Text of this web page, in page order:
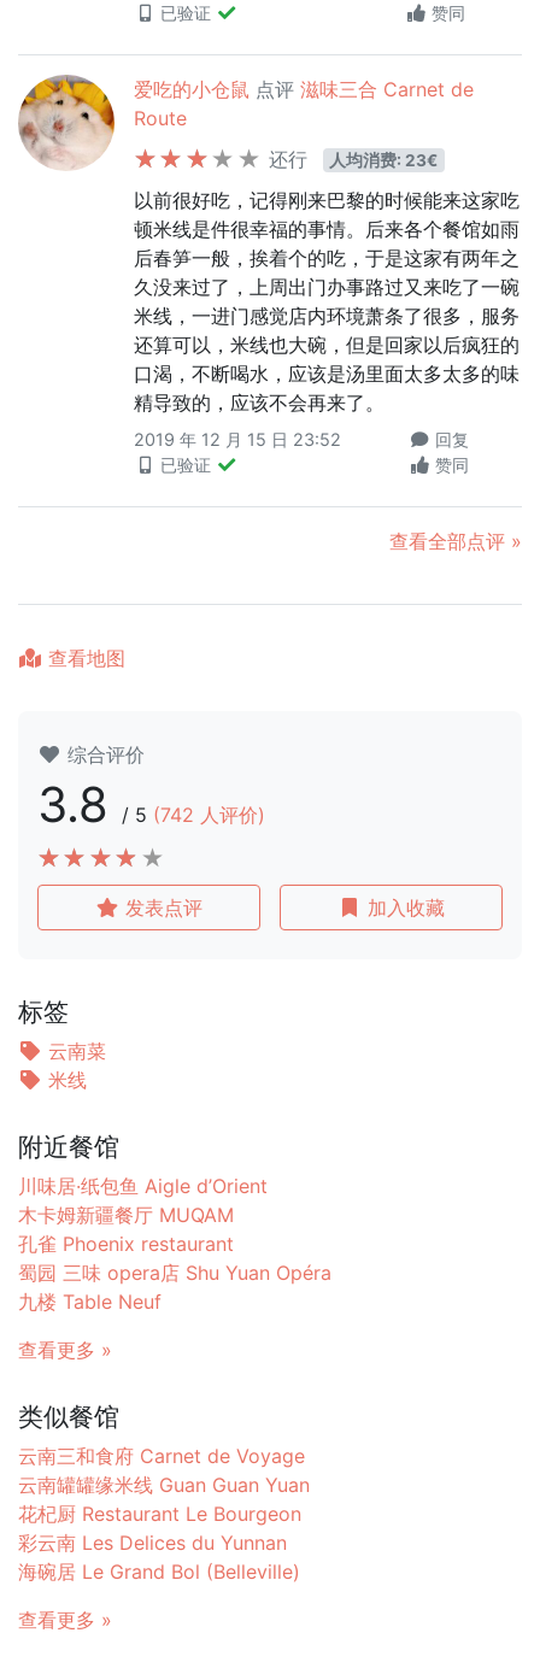
已验证
赞同
爱吃的小仓鼠 点评 滋味三合 Carnet de
Route
还行
人均消费: 23€
以前很好吃，记得刚来巴黎的时候能来这家吃
顿米线是件很幸福的事情。后来各个餐馆如雨
后春笋一般，挨着个的吃，于是这家有两年之
久没来过了，上周出门办事路过又来吃了一碗
米线，一进门感觉店内环境萧条了很多，服务
还算可以，米线也大碗，但是回家以后疯狂的
口渴，不断喝水，应该是汤里面太多太多的味
精导致的，应该不会再来了。
2019 年 12 月 15 日 23:52
已验证
回复
赞同
查看全部点评 »
查看地图
综合评价
3.8 / 5 (742 人评价)
发表点评 加入收藏
标签
云南菜
米线
附近餐馆
川味居·纸包鱼 Aigle d’Orient
木卡姆新疆餐厅 MUQAM
孔雀 Phoenix restaurant
蜀园 三味 opera店 Shu Yuan Opéra
九楼 Table Neuf
查看更多 »
类似餐馆
云南三和食府 Carnet de Voyage
云南罐罐缘米线 Guan Guan Yuan
花杞厨 Restaurant Le Bourgeon
彩云南 Les Delices du Yunnan
海碗居 Le Grand Bol (Belleville)
查看更多 »